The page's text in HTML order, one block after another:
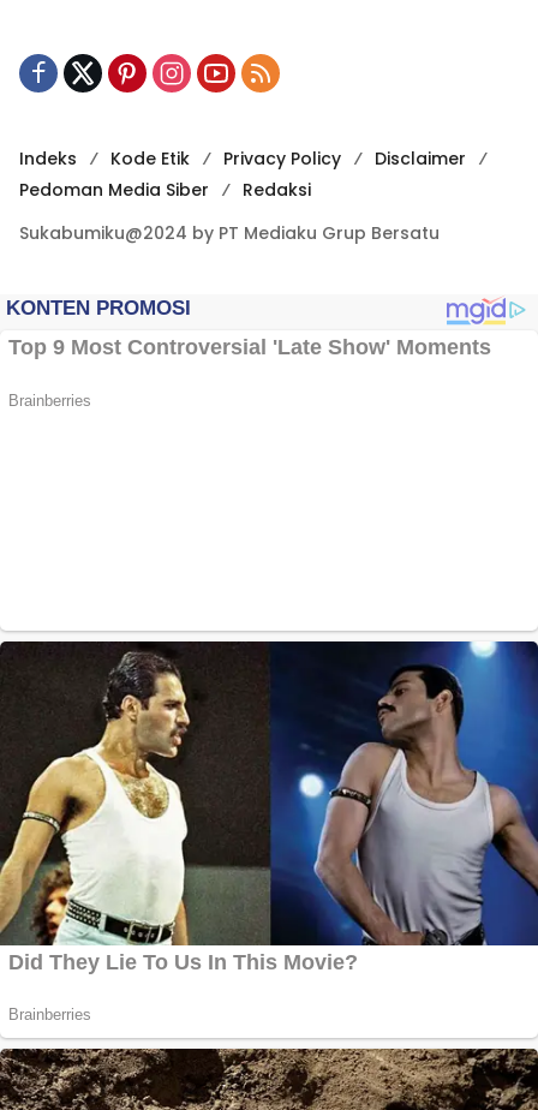
Indeks Kode Etik Privacy Policy
Disclaimer
Pedoman Media Siber
Redaksi
Sukabumiku@2024 by PT Mediaku Grup Bersatu